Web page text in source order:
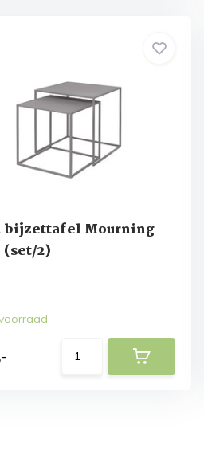
bijzettafel Mourning
(set/2)